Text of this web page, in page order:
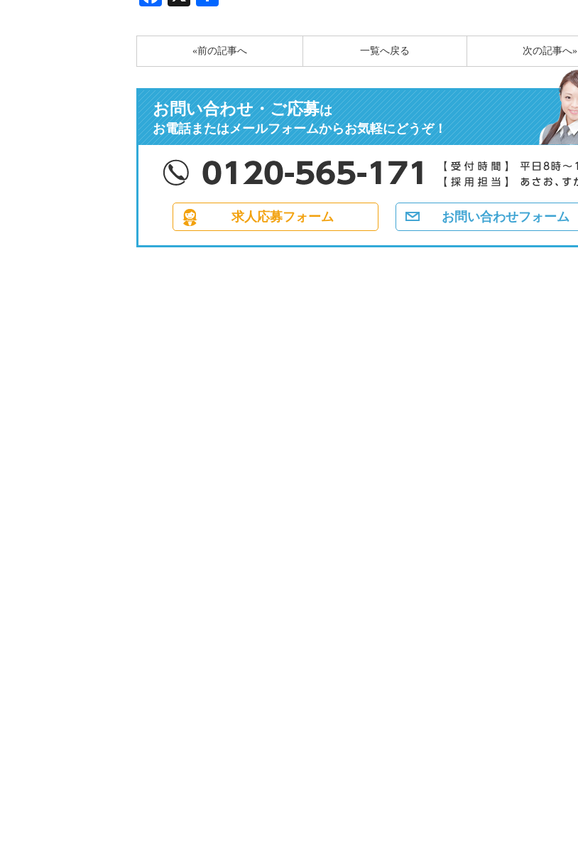
«前の記事へ 次の記事へ»
一覧へ戻る
お問い合わせ・ご応募は
お電話またはメールフォームからお気軽にどうぞ！
求人応募フォーム お問い合わせフォーム